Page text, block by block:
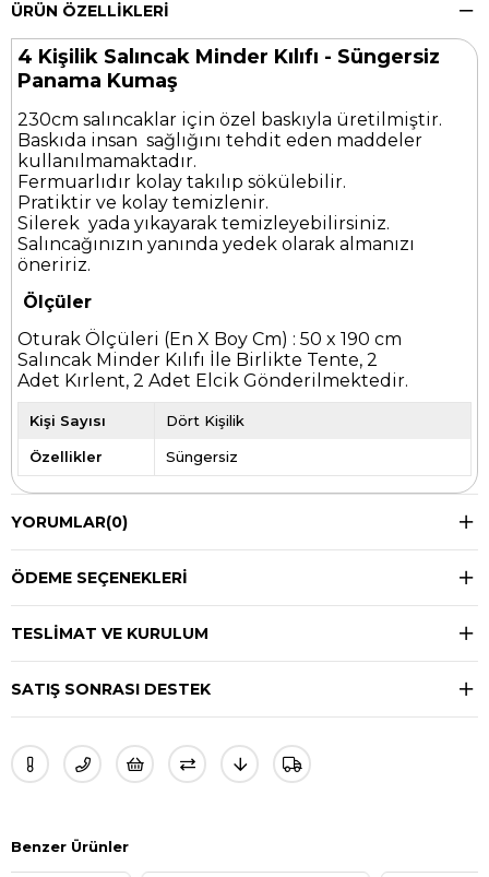
ÜRÜN ÖZELLIKLERI
4 Kişilik Salıncak Minder Kılıfı - Süngersiz
Panama Kumaş
230cm salıncaklar için özel baskıyla üretilmiştir.
Baskıda insan sağlığını tehdit eden maddeler
kullanılmamaktadır.
Fermuarlıdır kolay takılıp sökülebilir.
Pratiktir ve kolay temizlenir.
Silerek yada yıkayarak temizleyebilirsiniz.
Salıncağınızın yanında yedek olarak almanızı
öneririz.
Ölçüler
Oturak Ölçüleri (En X Boy Cm) : 50 x 190 cm
Salıncak Minder Kılıfı İle Birlikte Tente, 2
Adet Kırlent, 2 Adet Elcik Gönderilmektedir.
Kişi Sayısı Dört Kişilik
Özellikler Süngersiz
YORUMLAR(0)
ÖDEME SEÇENEKLERI
TESLIMAT VE KURULUM
SATIŞ SONRASI DESTEK
Benzer Ürünler